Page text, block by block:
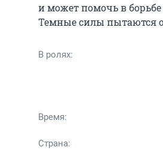
и может помочь в борьбе
Темные силы пытаются
В ролях:
Время:
Страна: